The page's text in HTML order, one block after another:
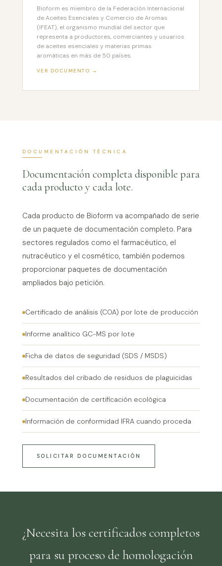
Bioform es miembro de la Federación Internacional
de Aceites Esenciales y Comercio de Aromas
(IFEAT), el organismo mundial del sector que
representa a productores, comerciantes y usuarios
de aceites esenciales y materias primas
aromáticas en más de 50 países.
VER DOCUMENTO →
DOCUMENTACIÓN TÉCNICA
Documentación completa disponible para
cada producto y cada lote.
Cada producto de Bioform va acompañado de serie
de un paquete de documentación completo. Para
sectores regulados como el farmacéutico, el
nutracéutico y el cosmético, también podemos
proporcionar paquetes de documentación
ampliados bajo petición.
Certificado de análisis (COA) por lote de producción
Informe analítico GC-MS por lote
Ficha de datos de seguridad (SDS / MSDS)
Resultados del cribado de residuos de plaguicidas
Documentación de certificación ecológica
Información de conformidad IFRA cuando proceda
SOLICITAR DOCUMENTACIÓN
¿Necesita los certificados completos
para su proceso de homologación